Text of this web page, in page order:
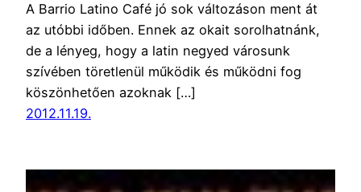
A Barrio Latino Café jó sok változáson ment át
az utóbbi időben. Ennek az okait sorolhatnánk,
de a lényeg, hogy a latin negyed városunk
szívében töretlenül működik és működni fog
köszönhetően azoknak […]
2012.11.19.